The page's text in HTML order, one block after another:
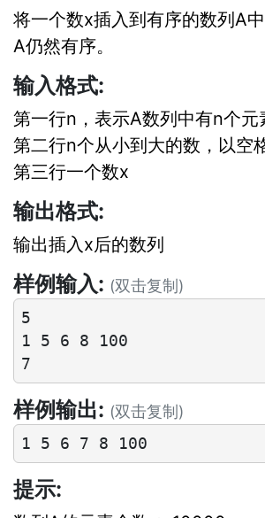
将一个数x插入到有序的数列A
A仍然有序。
输入格式:
第一行n，表示A数列中有n个元
第二行n个从小到大的数，以空
第三行一个数x
输出格式:
输出插入x后的数列
样例输入: (双击复制)
5
1 5 6 8 100
样例输出: (双击复制)
提示: